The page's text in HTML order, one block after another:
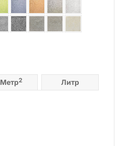
Метр2 Литр